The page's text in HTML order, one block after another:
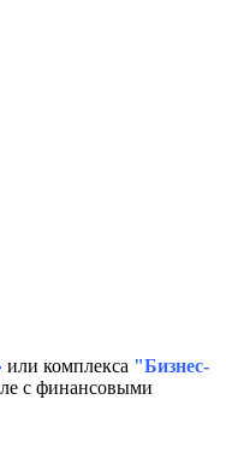
или комплекса "Бизнес-
с финансовыми